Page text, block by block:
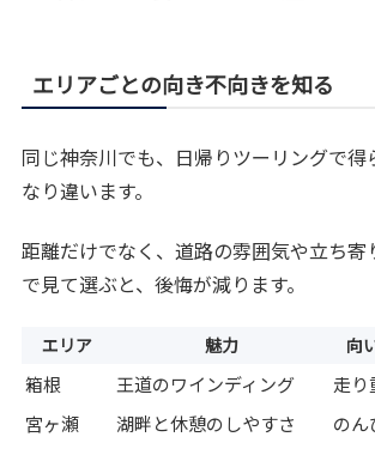
エリアごとの向き不向きを知る
同じ神奈川でも、日帰りツーリングで得
なり違います。
距離だけでなく、道路の雰囲気や立ち寄
で見て選ぶと、後悔が減ります。
エリア 魅力 向
箱根 王道のワインディング
走り
宮ヶ瀬
湖畔と休憩のしやすさ
のん